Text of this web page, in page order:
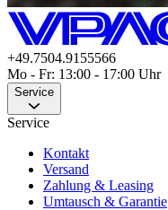
+49.7504.9155566
Mo - Fr: 13:00 - 17:00 Uhr
Service
Service
Kontakt
Versand
Zahlung & Leasing
Umtausch & Garantie